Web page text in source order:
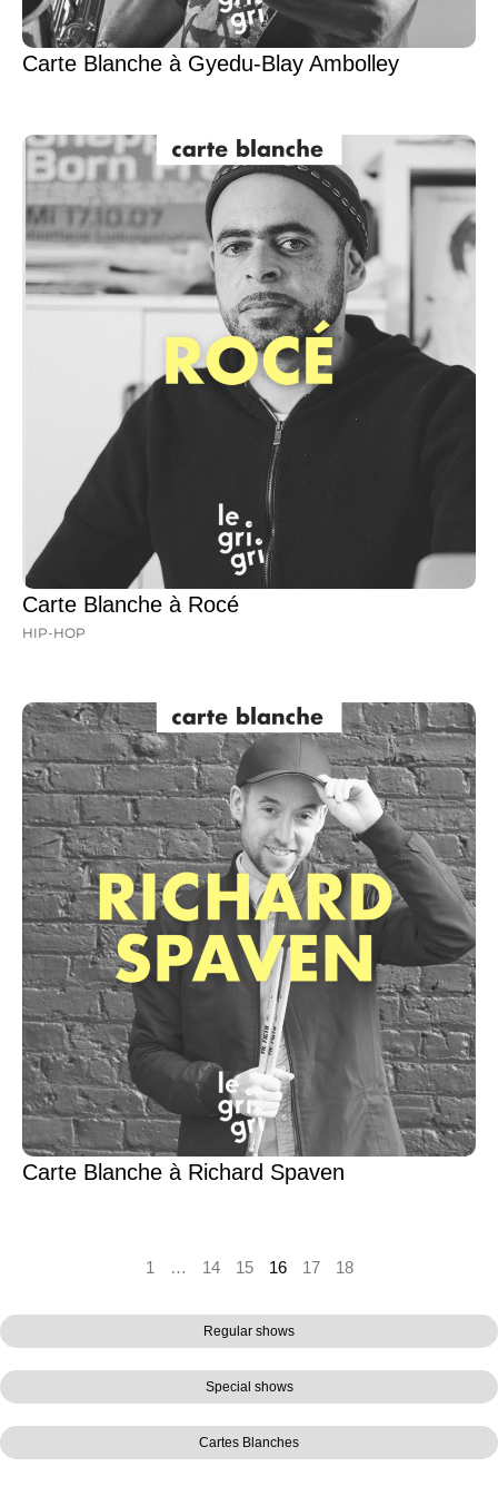
Regular shows
Special shows
Cartes Blanches
Carte Blanche à Gyedu-Blay Ambolley
Carte Blanche à Rocé
HIP-HOP
Carte Blanche à Richard Spaven
1 … 14 15 16 17 18